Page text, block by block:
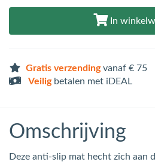
In
Gratis verzendingvanaf € 75
Veiligbetalen met iDEAL
Omschrijving
Deze anti-slip mat hecht zich aan